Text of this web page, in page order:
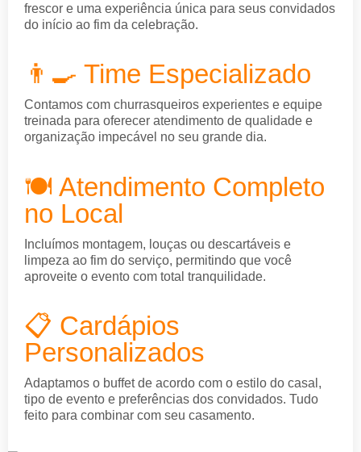
frescor e uma experiência única para seus convidados
do início ao fim da celebração.
👨‍🍳 Time Especializado
Contamos com churrasqueiros experientes e equipe
treinada para oferecer atendimento de qualidade e
organização impecável no seu grande dia.
🍽️ Atendimento Completo
no Local
Incluímos montagem, louças ou descartáveis e
limpeza ao fim do serviço, permitindo que você
aproveite o evento com total tranquilidade.
📋 Cardápios
Personalizados
Adaptamos o buffet de acordo com o estilo do casal,
tipo de evento e preferências dos convidados. Tudo
feito para combinar com seu casamento.